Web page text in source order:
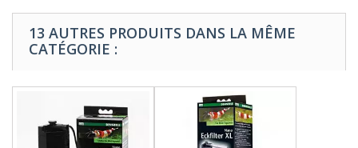
13 AUTRES PRODUITS DANS LA MÊME
CATÉGORIE :